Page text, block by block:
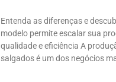
Entenda as diferenças e
modelo permite escalar sua
qualidade e eficiência A
salgados é um dos negócios